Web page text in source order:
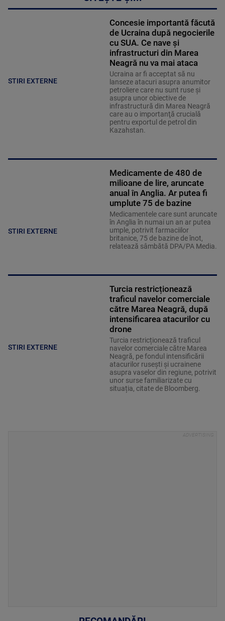
STIRI EXTERNE
Concesie importantă făcută
de Ucraina după negocierile
cu SUA. Ce nave şi
infrastructuri din Marea
Neagră nu va mai ataca
Ucraina ar fi acceptat să nu
lanseze atacuri asupra anumitor
petroliere care nu sunt ruse şi
asupra unor obiective de
infrastructură din Marea Neagră
care au o importanţă crucială
pentru exportul de petrol din
Kazahstan.
STIRI EXTERNE
Medicamente de 480 de
milioane de lire, aruncate
anual în Anglia. Ar putea fi
umplute 75 de bazine
Medicamentele care sunt aruncate
în Anglia în numai un an ar putea
umple, potrivit farmaciilor
britanice, 75 de bazine de înot,
relatează sâmbătă DPA/PA Media.
STIRI EXTERNE
Turcia restricționează
traficul navelor comerciale
către Marea Neagră, după
intensificarea atacurilor cu
drone
Turcia restricționează traficul
navelor comerciale către Marea
Neagră, pe fondul intensificării
atacurilor rusești și ucrainene
asupra vaselor din regiune, potrivit
unor surse familiarizate cu
situația, citate de Bloomberg.